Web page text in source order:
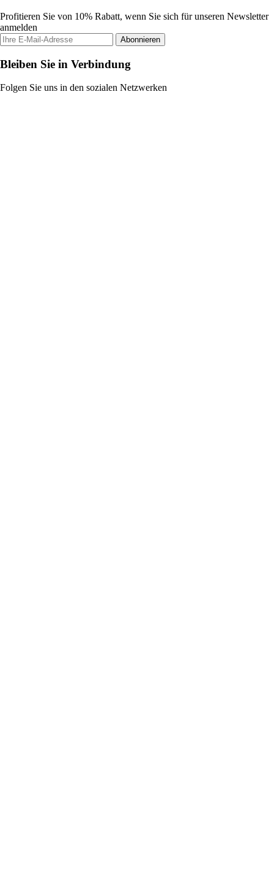
Profitieren Sie von 10% Rabatt, wenn Sie sich für unseren Newsletter
anmelden
Abonnieren
Bleiben Sie in Verbindung
Folgen Sie uns in den sozialen Netzwerken